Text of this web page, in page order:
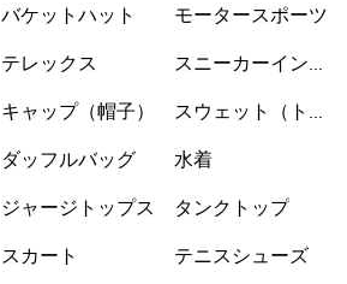
バケットハット
テレックス
キャップ（帽子）
ダッフルバッグ
ジャージトップス
スカート
モータースポーツ
スニーカーインソ
スウェット（トレ
水着
タンクトップ
テニスシューズ